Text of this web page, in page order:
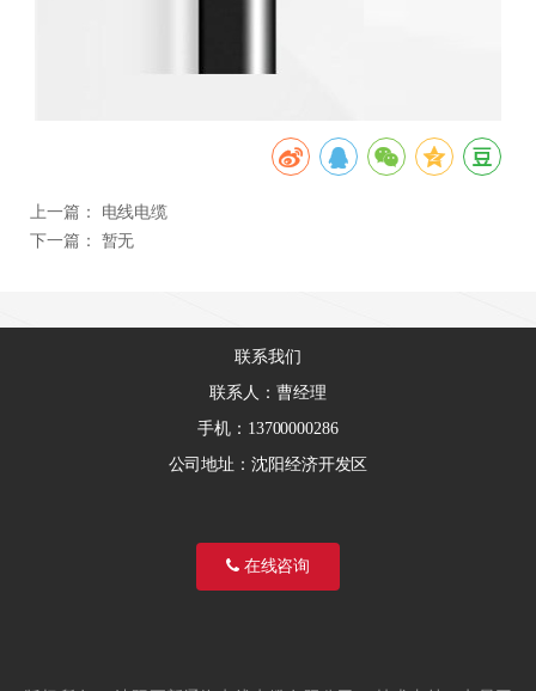
上一篇： 电线电缆
下一篇： 暂无
联系我们
联系人：曹经理
手机：13700000286
公司地址：沈阳经济开发区
在线咨询